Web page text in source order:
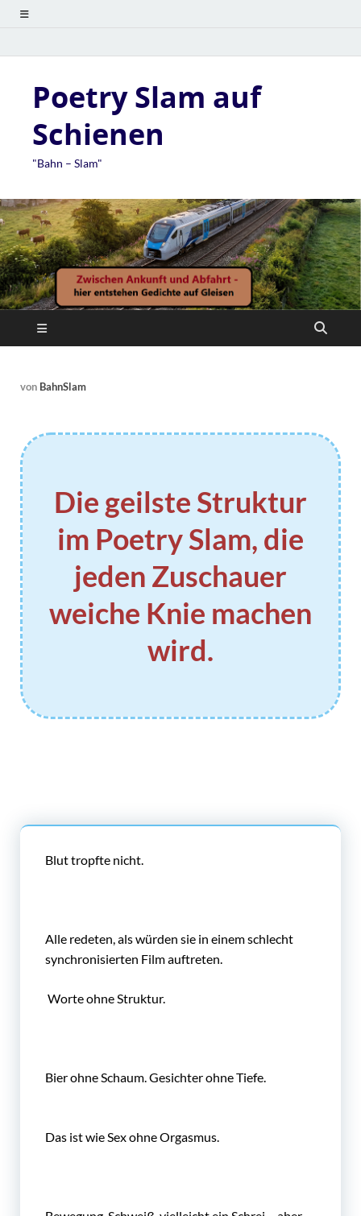
Poetry Slam auf
Schienen
"Bahn – Slam"
von BahnSlam
Die geilste Struktur
im Poetry Slam, die
jeden Zuschauer
weiche Knie machen
wird.
Blut tropfte nicht.
Alle redeten, als würden sie in einem schlecht
synchronisierten Film auftreten.
Worte ohne Struktur.
Bier ohne Schaum. Gesichter ohne Tiefe.
Das ist wie Sex ohne Orgasmus.